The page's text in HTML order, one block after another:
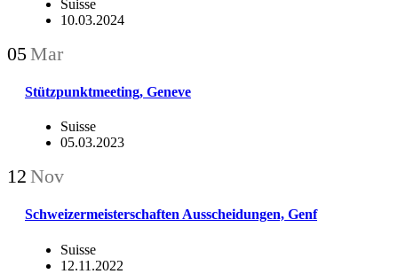
Suisse
10.03.2024
05Mar
Stützpunktmeeting, Geneve
Suisse
05.03.2023
12 Nov
Schweizermeisterschaften Ausscheidungen, Genf
Suisse
12.11.2022